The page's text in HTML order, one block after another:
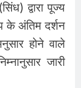
द्वारा पूज्य
के अंतिम दर्शन
होने वाले
जारी